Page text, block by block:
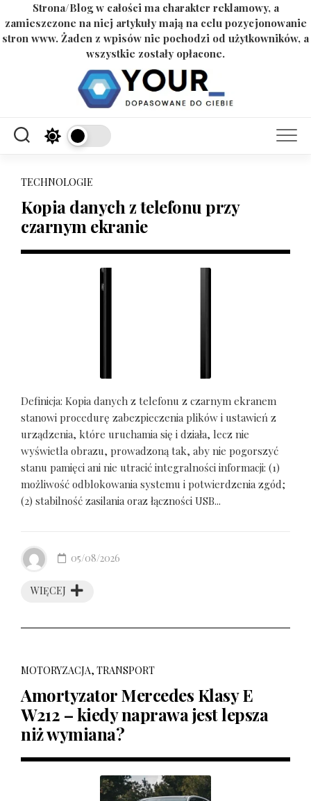
Strona/Blog w całości ma charakter reklamowy, a
zamieszczone na niej artykuły mają na celu pozycjonowanie
stron www. Żaden z wpisów nie pochodzi od użytkowników, a
wszystkie zostały opłacone.
TECHNOLOGIE
Kopia danych z telefonu przy
czarnym ekranie
Definicja: Kopia danych z telefonu z czarnym ekranem
stanowi procedurę zabezpieczenia plików i ustawień z
urządzenia, które uruchamia się i działa, lecz nie
wyświetla obrazu, prowadzoną tak, aby nie pogorszyć
stanu pamięci ani nie utracić integralności informacji: (1)
możliwość odblokowania systemu i potwierdzenia zgód;
(2) stabilność zasilania oraz łączności USB...
WIĘCEJ
05/08/2026
MOTORYZACJA, TRANSPORT
Amortyzator Mercedes Klasy E
W212 – kiedy naprawa jest lepsza
niż wymiana?